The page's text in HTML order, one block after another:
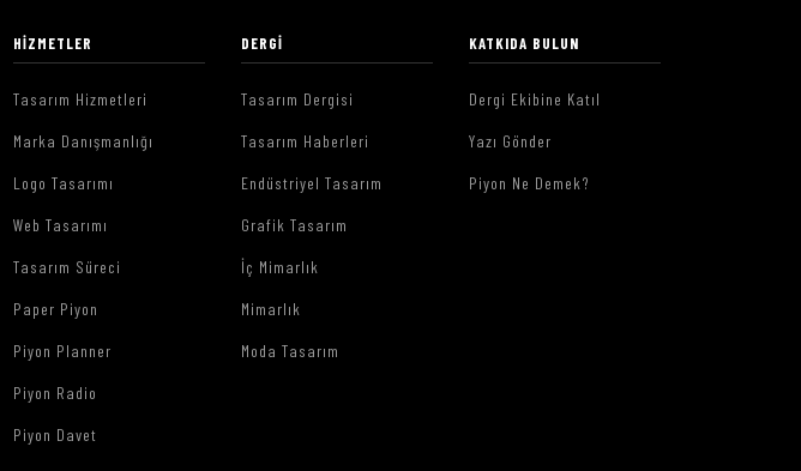
HIZMETLER
Tasarım Hizmetleri
Marka Danışmanlığı
Logo Tasarımı
Web Tasarımı
Tasarım Süreci
Paper Piyon
Piyon Planner
Piyon Radio
Piyon Davet
DERGI
Tasarım Dergisi
Tasarım Haberleri
Endüstriyel Tasarım
Grafik Tasarım
İç Mimarlık
Mimarlık
Moda Tasarım
KATKIDA BULUN
Dergi Ekibine Katıl
Yazı Gönder
Piyon Ne Demek?